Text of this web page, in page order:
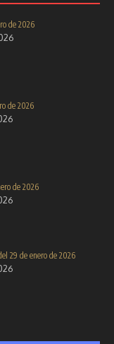
17 de octubre de
de 2026
de 2026
de 2026
29 de enero de 2026